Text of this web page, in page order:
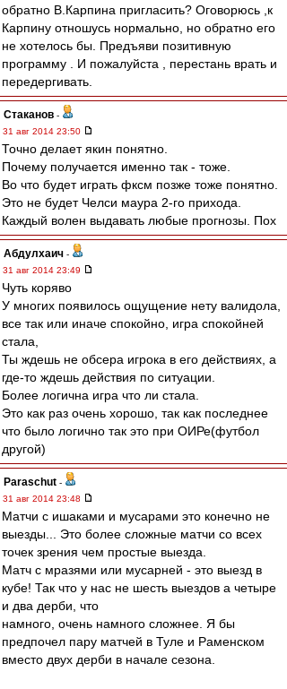
обратно В.Карпина пригласить? Оговорюсь ,к
Карпину отношусь нормально, но обратно его
не хотелось бы. Предъяви позитивную
программу . И пожалуйста , перестань врать и
передергивать.
Cтаканов -
31 авг 2014 23:50
Точно делает якин понятно.
Почему получается именно так - тоже.
Во что будет играть фксм позже тоже понятно.
Это не будет Челси маура 2-го прихода.
Каждый волен выдавать любые прогнозы. Пох
Абдулхаич -
31 авг 2014 23:49
Чуть коряво
У многих появилось ощущение нету валидола,
все так или иначе спокойно, игра спокойней
стала,
Ты ждешь не обсера игрока в его действиях, а
где-то ждешь действия по ситуации.
Более логична игра что ли стала.
Это как раз очень хорошо, так как последнее
что было логично так это при ОИРе(футбол
другой)
Paraschut -
31 авг 2014 23:48
Матчи с ишаками и мусарами это конечно не
выезды... Это более сложные матчи со всех
точек зрения чем простые выезда.
Матч с мразями или мусарней - это выезд в
кубе! Так что у нас не шесть выездов а четыре
и два дерби, что
намного, очень намного сложнее. Я бы
предпочел пару матчей в Туле и Раменском
вместо двух дерби в начале сезона.